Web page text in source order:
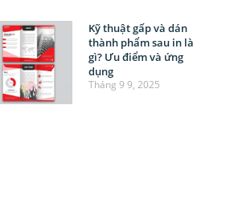
Kỹ thuật gấp và dán
thành phẩm sau in là
gì? Ưu điểm và ứng
dụng
Tháng 9 9, 2025